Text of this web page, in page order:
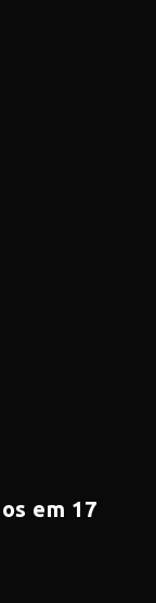
em 17